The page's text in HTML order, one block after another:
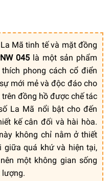
Mã tinh tế và mặt đồng
045là một sản phẩm
phong cách cổ điển
mới mẻ và độc đáo cho
đồng hồ được chế tác
La Mã nổi bật cho đến
kế cân đối và hài hòa.
không chỉ nằm ở thiết
giữa quá khứ và hiện tại,
một không gian sống
lượng.